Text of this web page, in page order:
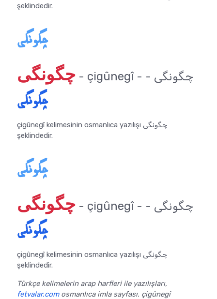
şeklindedir.
چگونگى
چگونگى - çigûnegî - چگونگى -
چگونگى
çigûnegî kelimesinin osmanlıca yazılışı چگونگى
şeklindedir.
چگونگی
چگونگی - çigûnegî - چگونگی -
چگونگی
çigûnegî kelimesinin osmanlıca yazılışı چگونگی
şeklindedir.
Türkçe kelimelerin arap harfleri ile yazılışları,
fetvalar.comosmanlıca imla sayfası. çigûnegî